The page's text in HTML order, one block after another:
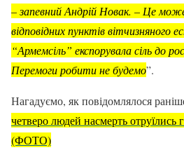
– запевний Андрій Новак. – Це
відповідних пунктів вітчизняного
“Армемсіль” експорувала сіль до
Перемоги робити не будемо”.
Нагадуємо, як повідомлялося
четверо людей насмерть отруїлись
(ФОТО)